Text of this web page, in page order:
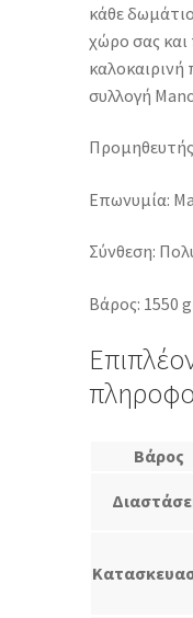
κάθε
χώρο σας
καλοκαιρινή
συλλογή
Επωνυμία:
Σύνθεση:
Βάρος: 1550
Βάρος